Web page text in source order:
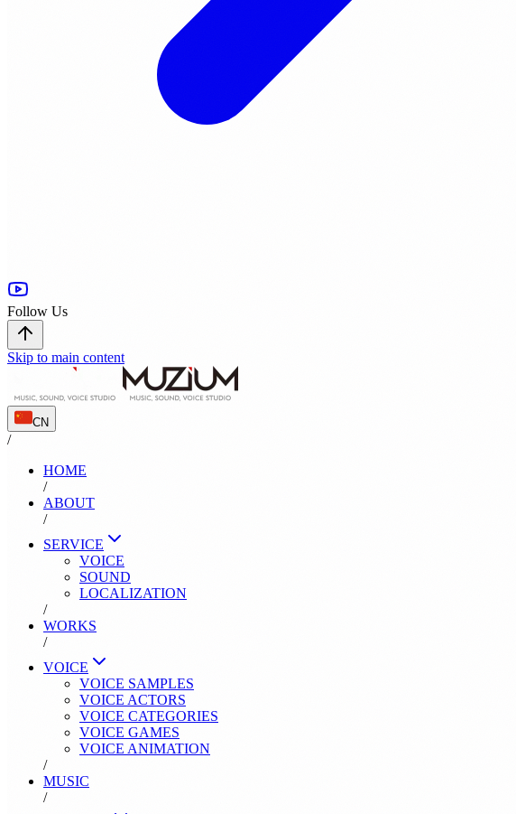
Follow Us
Skip to main content
CN
/
HOME
/
ABOUT
/
SERVICE
VOICE
SOUND
LOCALIZATION
/
WORKS
/
VOICE
VOICE SAMPLES
VOICE ACTORS
VOICE CATEGORIES
VOICE GAMES
VOICE ANIMATION
/
MUSIC
/